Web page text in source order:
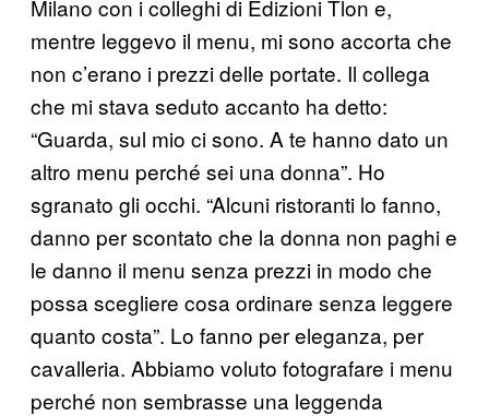
Milano con i colleghi di Edizioni Tlon e,
mentre leggevo il menu, mi sono accorta che
non c’erano i prezzi delle portate. Il collega
che mi stava seduto accanto ha detto:
“Guarda, sul mio ci sono. A te hanno dato un
altro menu perché sei una donna”. Ho
sgranato gli occhi. “Alcuni ristoranti lo fanno,
danno per scontato che la donna non paghi e
le danno il menu senza prezzi in modo che
possa scegliere cosa ordinare senza leggere
quanto costa”. Lo fanno per eleganza, per
cavalleria. Abbiamo voluto fotografare i menu
perché non sembrasse una leggenda